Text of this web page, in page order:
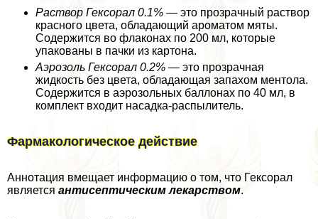
Раствор Гексорал 0.1% — это прозрачный раствор
красного цвета, обладающий ароматом мяты.
Содержится во флаконах по 200 мл, которые
упакованы в пачки из картона.
Аэрозоль Гексорал 0.2% — это прозрачная
жидкость без цвета, обладающая запахом ментола.
Содержится в аэрозольных баллонах по 40 мл, в
комплект входит насадка-распылитель.
Фармакологическое действие
Аннотация вмещает информацию о том, что Гексорал
является антисептическим лекарством.